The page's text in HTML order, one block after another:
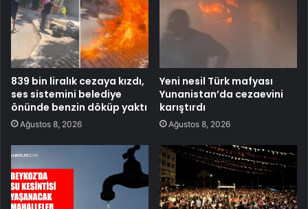
839 bin liralık cezaya kızdı,
ses sistemini belediye
önünde benzin döküp yaktı
Ağustos 8, 2026
Yeni nesil Türk mafyası
Yunanistan’da cezaevini
karıştırdı
Ağustos 8, 2026